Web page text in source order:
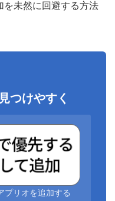
を未然に回避する方法
つけやすく
プリオを追加する